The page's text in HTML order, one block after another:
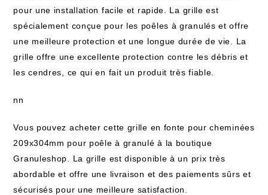
pour une installation facile et rapide. La grille est
spécialement conçue pour les poêles à granulés et offre
une meilleure protection et une longue durée de vie. La
grille offre une excellente protection contre les débris et
les cendres, ce qui en fait un produit très fiable.
nn
Vous pouvez acheter cette grille en fonte pour cheminées
209x304mm pour poêle à granulé à la boutique
Granuleshop. La grille est disponible à un prix très
abordable et offre une livraison et des paiements sûrs et
sécurisés pour une meilleure satisfaction.